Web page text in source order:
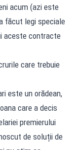
acum (azi este
făcut legi speciale
aceste contracte
care trebuie
este un orădean,
care a decis
premierului
de soluții de